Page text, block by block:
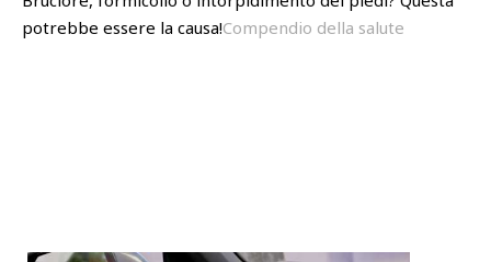
potrebbe essere la causa!Compendio della salute